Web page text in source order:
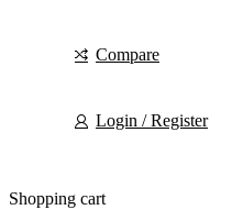
Compare
Login / Register
Shopping cart